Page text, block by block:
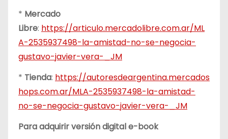
* Mercado
Libre: https://articulo.mercadolibre.com.ar/ML
A-2535937498-la-amistad-no-se-negocia-
gustavo-javier-vera-_JM
* Tienda: https://autoresdeargentina.mercados
hops.com.ar/MLA-2535937498-la-amistad-
no-se-negocia-gustavo-javier-vera-_JM
Para adquirir versión digital e-book